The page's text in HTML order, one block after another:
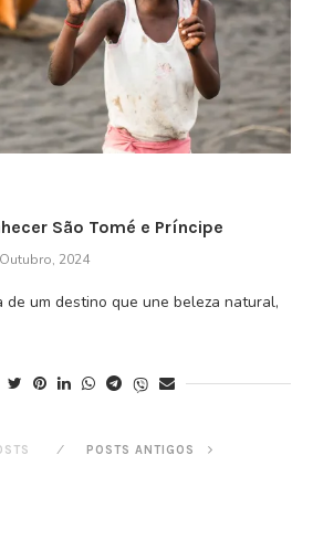
São Tomé e Príncipe
2024
de um destino que une beleza natural,
POSTS ANTIGOS